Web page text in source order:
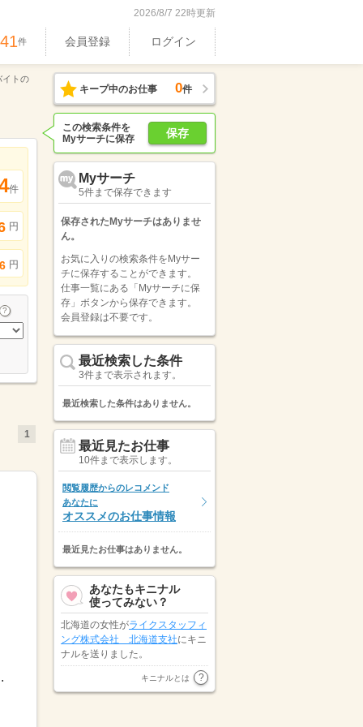
2026/8/7 22時更新
件 会員登録 ログイン
イトの
件
円
円
1
キープ中のお仕事 0件
保存
この検索条件を
Myサーチに保存
Myサーチ
5件まで保存できます
保存されたMyサーチはありませ
ん。
お気に入りの検索条件をMyサー
チに保存することができます。
仕事一覧にある「Myサーチに保
存」ボタンから保存できます。
会員登録は不要です。
最近検索した条件
3件まで表示されます。
最近検索した条件はありません。
最近見たお仕事
10件まで表示します。
閲覧履歴からのレコメンド
あなたに
オススメのお仕事情報
最近見たお仕事はありません。
あなたもキニナル
使ってみない？
北海道の女性がライクスタッフィ
ング株式会社 北海道支社にキニ
ナルを送りました。
株式会社アフティ
ーコミュニケーションズにキニナ
キニナルとは